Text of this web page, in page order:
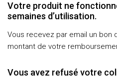
Votre produit ne
semaines d’utilisation.
Vous recevez par email un bon
montant de votre
Vous avez refusé votre